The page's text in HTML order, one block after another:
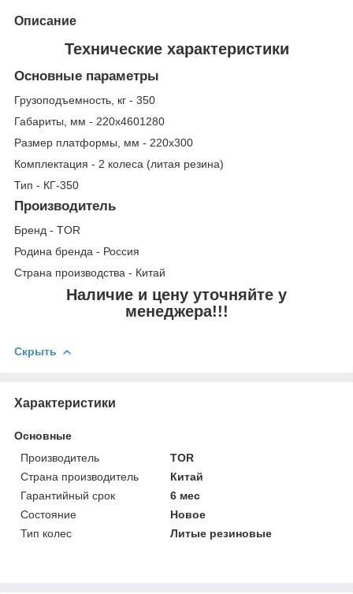
Описание
Технические характеристики
Основные параметры
Грузоподъемность, кг - 350
Габариты, мм - 220х4601280
Размер платформы, мм - 220х300
Комплектация - 2 колеса (литая резина)
Тип - КГ-350
Производитель
Бренд - TOR
Родина бренда - Россия
Страна производства - Китай
Наличие и цену уточняйте у
менеджера!!!
Скрыть
Характеристики
Основные
Производитель
TOR
Страна производитель
Китай
Гарантийный срок
6 мес
Состояние
Новое
Тип колес
Литые резиновые